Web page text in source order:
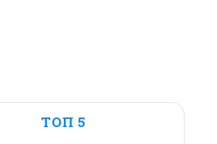
ТОП 5